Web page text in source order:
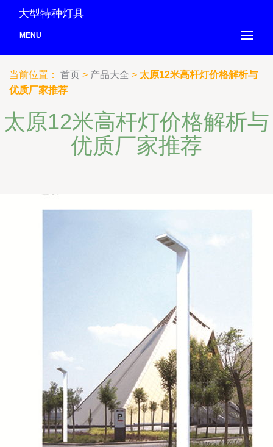
大型特种灯具
MENU
当前位置： 首页 > 产品大全 > 太原12米高杆灯价格解析与
优质厂家推荐
太原12米高杆灯价格解析与
优质厂家推荐